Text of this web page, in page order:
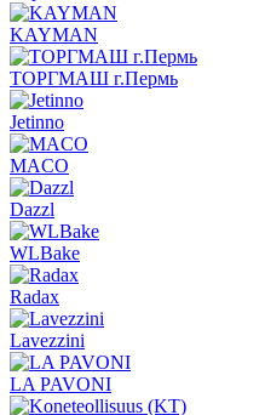
KAYMAN
ТОРГМАШ г.Пермь
Jetinno
MACO
Dazzl
WLBake
Radax
Lavezzini
LA PAVONI